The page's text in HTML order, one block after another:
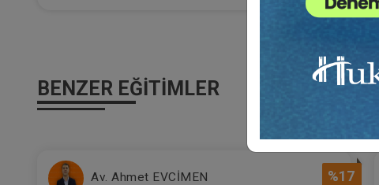
BENZER EĞITIMLER
%17
Av. Ahmet EVCİMEN